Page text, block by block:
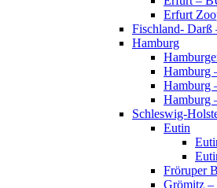
Erfurt
Fischland- Darß
Hamburg
Hamburg
Hamburg
Hamburg
Schleswig-
Eutin
Fröruper
Grömitz –